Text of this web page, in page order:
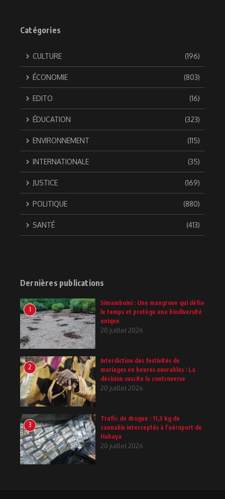
Catégories
CULTURE (196)
ÉCONOMIE (803)
EDITO (16)
ÉDUCATION (323)
ENVIRONNEMENT (115)
INTERNATIONALE (35)
JUSTICE (169)
POLITIQUE (880)
SANTÉ (413)
Dernières publications
1
Simamboini : Une mangrove qui défie
le temps et protège une biodiversité
unique
20 juillet 2026
2
Interdiction des festivités de
mariages en heures ouvrables : La
décision suscite la controverse
20 juillet 2026
3
Trafic de drogue : 11,3 kg de
cannabis interceptés à l’aéroport de
Hahaya
20 juillet 2026